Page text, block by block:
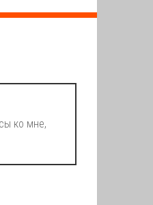
ко мне,